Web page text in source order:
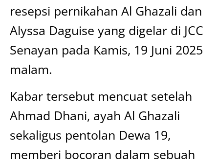
resepsi pernikahan Al Ghazali dan
Alyssa Daguise yang digelar di JCC
Senayan pada Kamis, 19 Juni 2025
malam.
Kabar tersebut mencuat setelah
Ahmad Dhani, ayah Al Ghazali
sekaligus pentolan Dewa 19,
memberi bocoran dalam sebuah